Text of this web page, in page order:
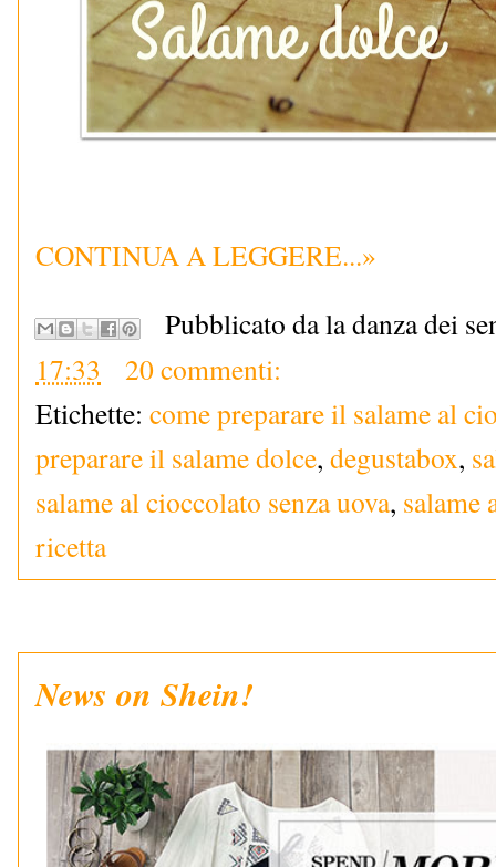
CONTINUA A LEGGERE...»
Pubblicato da la danza dei
17:33
20 commenti:
Etichette: come preparare il salame al
preparare il salame dolce, degustabox,
salame al cioccolato senza uova, salame
ricetta
News on Shein!